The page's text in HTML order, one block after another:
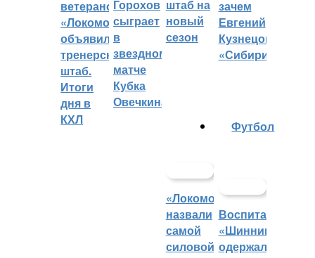
ветеранов,
«Локомотив»
объявил
тренерский
штаб.
Итоги
дня в
КХЛ
Горохов
сыграет
в
звездном
матче
Кубка
Овечкина
штаб на
новый
сезон
зачем
Евгений
Кузнецов
«Сибири»?
«Локомотив»
назвали
самой
силовой
Футбол
Воспитанники
«Шинника»
одержали